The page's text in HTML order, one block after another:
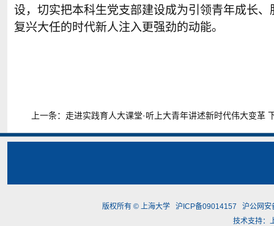
设，切实把本科生党支部建设成为引领青年成长
复兴大任的时代新人注入更强劲的动能。
上一条：走进实践育人大课堂·听上大青年讲述新时代伟大变革
版权所有 © 上海大学 沪ICP备09014157
沪公网
技术支持：